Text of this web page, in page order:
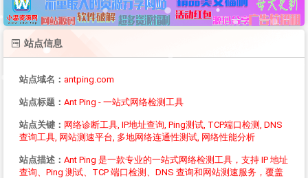
站点信息
站点域名： antping.com
站点标题： Ant Ping - 一站式网络检测工具
站点关键： 网络诊断工具, IP地址查询, Ping测试, TCP端口检测, DNS
查询工具, 网站测速平台, 多地网络连通性测试, 网络性能分析
站点描述： Ant Ping 是一款专业的一站式网络检测工具，支持 IP 地址
查询、Ping 测试、TCP 端口检测、DNS 查询和网站测速服务，覆盖